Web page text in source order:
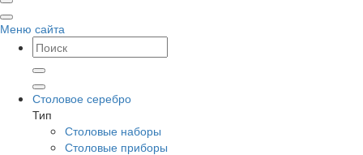
Меню сайта
Столовое серебро
Тип
Столовые наборы
Столовые приборы